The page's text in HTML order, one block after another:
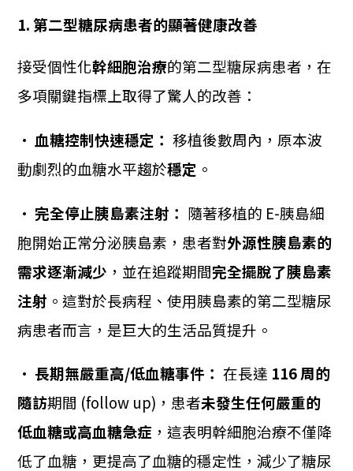
1. 第二型糖尿病患者的顯著健康改善
接受個性化幹細胞治療的第二型糖尿病患者，在
多項關鍵指標上取得了驚人的改善：
• 血糖控制快速穩定： 移植後數周內，原本波
動劇烈的血糖水平趨於穩定 。
• 完全停止胰島素注射： 隨著移植的 E-胰島細
胞開始正常分泌胰島素，患者對外源性胰島素的
需求逐漸減少 ，並在追蹤期間完全擺脫了胰島素
注射 。這對於長病程、使用胰島素的第二型糖尿
病患者而言，是巨大的生活品質提升。
•長期無嚴重高/低血糖事件： 在長達 116 周的
隨訪期間 (follow up)，患者未發生任何嚴重的
低血糖或高血糖急症 ，這表明幹細胞治療不僅降
低了血糖，更提高了血糖的穩定性，減少了糖尿